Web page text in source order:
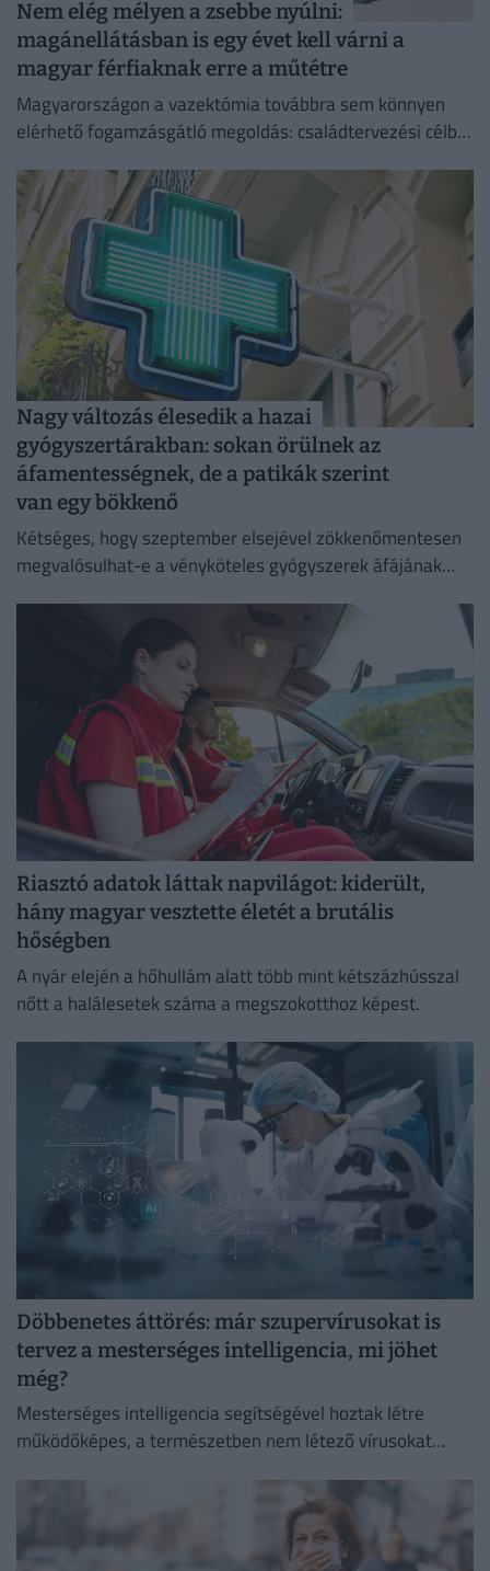
Nem elég mélyen a zsebbe nyúlni:
magánellátásban is egy évet kell várni a
magyar férfiaknak erre a műtétre
Magyarországon a vazektómia továbbra sem könnyen
elérhető fogamzásgátló megoldás: családtervezési célból
Nagy változás élesedik a hazai
gyógyszertárakban: sokan örülnek az
áfamentességnek, de a patikák szerint
van egy bökkenő
Kétséges, hogy szeptember elsejével zökkenőmentesen
megvalósulhat-e a vényköteles gyógyszerek áfájának
Riasztó adatok láttak napvilágot: kiderült,
hány magyar vesztette életét a brutális
hőségben
A nyár elején a hőhullám alatt több mint kétszázhússzal
nőtt a halálesetek száma a megszokotthoz képest.
Döbbenetes áttörés: már szupervírusokat is
tervez a mesterséges intelligencia, mi jöhet
még?
Mesterséges intelligencia segítségével hoztak létre
működőképes, a természetben nem létező vírusokat